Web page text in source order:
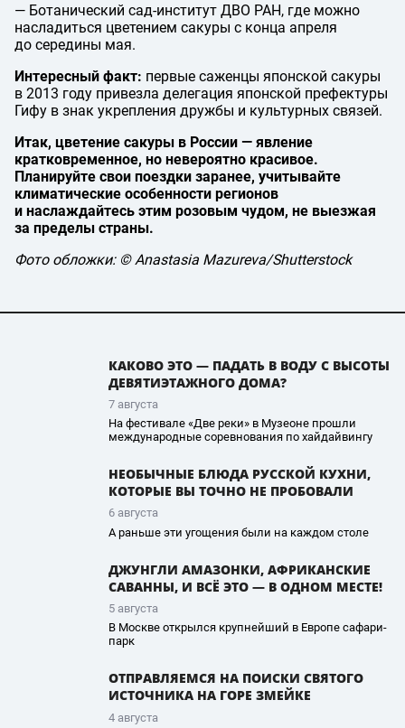
— Ботанический сад-институт ДВО РАН, где можно
насладиться цветением сакуры с конца апреля
до середины мая.
Интересный факт: первые саженцы японской сакуры
в 2013 году привезла делегация японской префектуры
Гифу в знак укрепления дружбы и культурных связей.
Итак, цветение сакуры в России — явление
кратковременное, но невероятно красивое.
Планируйте свои поездки заранее, учитывайте
климатические особенности регионов
и наслаждайтесь этим розовым чудом, не выезжая
за пределы страны.
Фото обложки: © Anastasia Mazureva/Shutterstock
КАКОВО ЭТО — ПАДАТЬ В ВОДУ С ВЫСОТЫ
ДЕВЯТИЭТАЖНОГО ДОМА?
7 августа
На фестивале «Две реки» в Музеоне прошли
международные соревнования по хайдайвингу
НЕОБЫЧНЫЕ БЛЮДА РУССКОЙ КУХНИ,
КОТОРЫЕ ВЫ ТОЧНО НЕ ПРОБОВАЛИ
6 августа
А раньше эти угощения были на каждом столе
ДЖУНГЛИ АМАЗОНКИ, АФРИКАНСКИЕ
САВАННЫ, И ВСЁ ЭТО — В ОДНОМ МЕСТЕ!
5 августа
В Москве открылся крупнейший в Европе сафари-
парк
ОТПРАВЛЯЕМСЯ НА ПОИСКИ СВЯТОГО
ИСТОЧНИКА НА ГОРЕ ЗМЕЙКЕ
4 августа